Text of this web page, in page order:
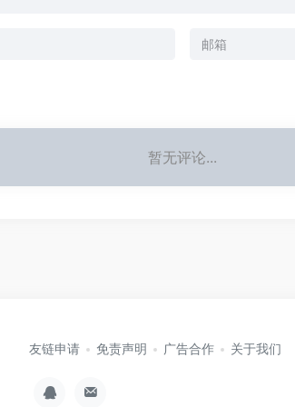
暂无评论...
友链申请 免责声明 广告合作 关于我们